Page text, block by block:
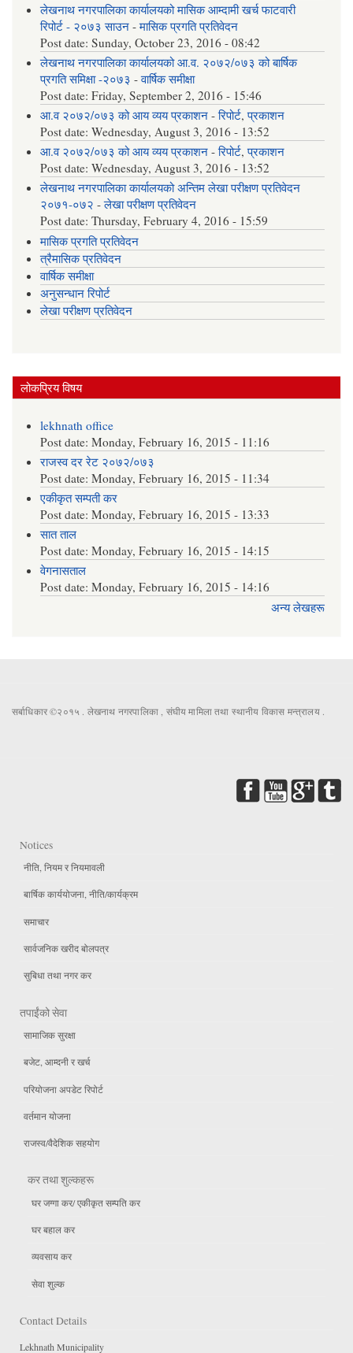
लेखनाथ नगरपालिका कार्यालयको मासिक आम्दामी खर्च फाटवारी
रिपोर्ट - २०७३ साउन-मासिक प्रगति प्रतिवेदन
Post date:Sunday, October 23, 2016 - 08:42
लेखनाथ नगरपालिका कार्यालयको आ.व. २०७२/०७३ को बार्षिक
प्रगति समिक्षा -२०७३-वार्षिक समीक्षा
Post date:Friday, September 2, 2016 - 15:46
आ.व २०७२/०७३ को आय व्यय प्रकाशन-रिपोर्ट,प्रकाशन
Post date:Wednesday, August 3, 2016 - 13:52
आ.व २०७२/०७३ को आय व्यय प्रकाशन-रिपोर्ट,प्रकाशन
Post date:Wednesday, August 3, 2016 - 13:52
लेखनाथ नगरपालिका कार्यालयको अन्तिम लेखा परीक्षण प्रतिवेदन
२०७१-०७२ -लेखा परीक्षण प्रतिवेदन
Post date:Thursday, February 4, 2016 - 15:59
मासिक प्रगति प्रतिवेदन
त्रैमासिक प्रतिवेदन
वार्षिक समीक्षा
अनुसन्धान रिपोर्ट
लेखा परीक्षण प्रतिवेदन
लोकप्रिय विषय
lekhnath office
Post date:Monday, February 16, 2015 - 11:16
राजस्व दर रेट २०७२/०७३
Post date:Monday, February 16, 2015 - 11:34
एकीकृत सम्पती कर
Post date:Monday, February 16, 2015 - 13:33
सात ताल
Post date:Monday, February 16, 2015 - 14:15
वेगनासताल
Post date:Monday, February 16, 2015 - 14:16
अन्य लेखहरू
सर्बाधिकार ©२०१५ . लेखनाथ नगरपालिका , संघीय मामिला तथा स्थानीय विकास मन्त्रालय .
Notices
नीति, नियम र नियमावली
बार्षिक कार्ययोजना, नीति/कार्यक्रम
समाचार
सार्वजनिक खरीद बोलपत्र
सुबिधा तथा नगर कर
तपाईंको सेवा
सामाजिक सुरक्षा
बजेट, आम्दनी र खर्च
परियोजना अपडेट रिपोर्ट
वर्तमान योजना
राजस्व/वैदेशिक सहयोग
कर तथा शुल्कहरू
घर जग्गा कर/ एकीकृत सम्पति कर
घर बहाल कर
व्यवसाय कर
सेवा शुल्क
Contact Details
Lekhnath Municipality